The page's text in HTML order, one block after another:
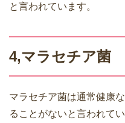
と言われています。
4,マラセチア菌
マラセチア菌は通常健康
ることがないと言われて